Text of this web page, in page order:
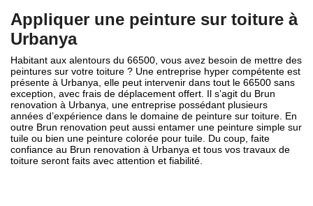
Appliquer une peinture sur toiture à
Urbanya
Habitant aux alentours du 66500, vous avez besoin de mettre des
peintures sur votre toiture ? Une entreprise hyper compétente est
présente à Urbanya, elle peut intervenir dans tout le 66500 sans
exception, avec frais de déplacement offert. Il s’agit du Brun
renovation à Urbanya, une entreprise possédant plusieurs
années d’expérience dans le domaine de peinture sur toiture. En
outre Brun renovation peut aussi entamer une peinture simple sur
tuile ou bien une peinture colorée pour tuile. Du coup, faite
confiance au Brun renovation à Urbanya et tous vos travaux de
toiture seront faits avec attention et fiabilité.